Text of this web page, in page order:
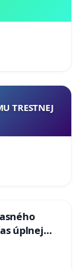
TRESTNEJ
úplnej